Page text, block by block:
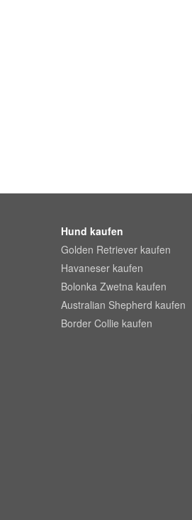
Hund kaufen
Golden Retriever kaufen
Havaneser kaufen
Bolonka Zwetna kaufen
Australian Shepherd kaufen
Border Collie kaufen